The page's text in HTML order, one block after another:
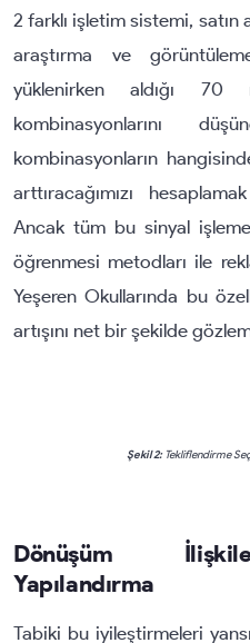
2 farklı işletim sistemi,
araştırma ve
yüklenirken aldığı 70
kombinasyonlarını
kombinasyonların
arttıracağımızı
Ancak tüm bu sinyal
öğrenmesi metodları ile
Yeşeren Okullarında bu
artışını net bir şekilde
Şekil 2:Tekliflendirme
Dönüşüm
Yapılandırma
Tabiki bu iyileştirmeleri